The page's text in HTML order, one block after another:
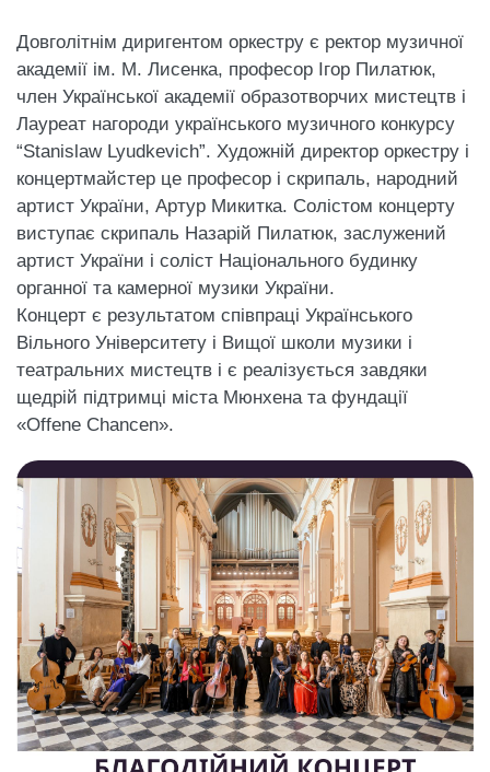
Довголітнім диригентом оркестру є ректор музичної
академії ім. М. Лисенка, професор Ігор Пилатюк,
член Української академії образотворчих мистецтв і
Лауреат нагороди українського музичного конкурсу
“Stanislaw Lyudkevich”. Художній директор оркестру і
концертмайстер це професор і скрипаль, народний
артист України, Артур Микитка. Солістом концерту
виступає скрипаль Назарій Пилатюк, заслужений
артист України і соліст Національного будинку
органної та камерної музики України.
Концерт є результатом співпраці Українського
Вільного Університету і Вищої школи музики і
театральних мистецтв і є реалізується завдяки
щедрій підтримці міста Мюнхена та фундації
«Offene Chancen».